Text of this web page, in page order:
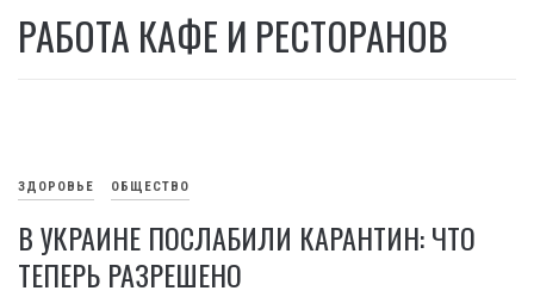
РАБОТА КАФЕ И РЕСТОРАНОВ
ЗДОРОВЬЕ ОБЩЕСТВО
В УКРАИНЕ ПОСЛАБИЛИ КАРАНТИН: ЧТО
ТЕПЕРЬ РАЗРЕШЕНО